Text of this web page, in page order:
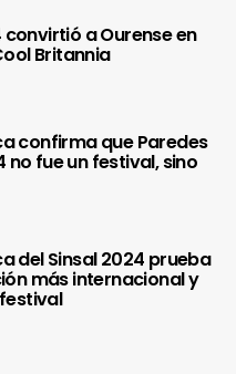
convirtió a Ourense en
Britannia
confirma que Paredes
no fue un festival, sino
del Sinsal 2024 prueba
más internacional y